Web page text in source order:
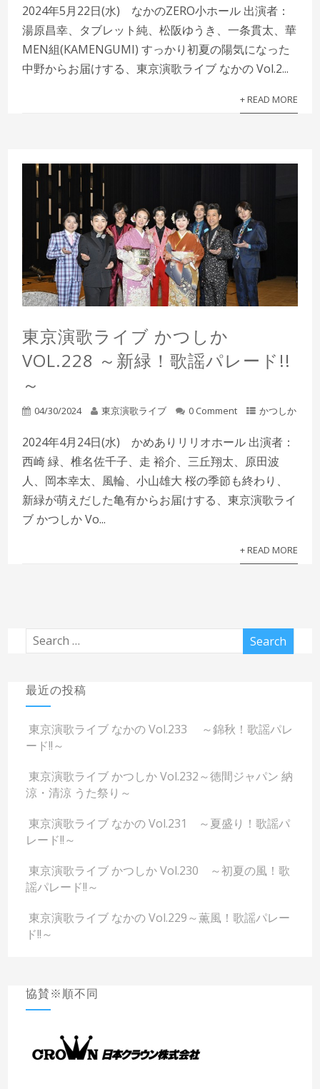
2024年5月22日(水) なかのZERO小ホール 出演者：
湯原昌幸、タブレット純、松阪ゆうき、一条貫太、華
MEN組(KAMENGUMI) すっかり初夏の陽気になった
中野からお届けする、東京演歌ライブ なかの Vol.2...
+ READ MORE
東京演歌ライブ かつしか
VOL.228 ～新緑！歌謡パレード!!
～
04/30/2024 東京演歌ライブ 0 Comment かつしか
2024年4月24日(水) かめありリリオホール 出演者：
西崎 緑、椎名佐千子、走 裕介、三丘翔太、原田波
人、岡本幸太、風輪、小山雄大 桜の季節も終わり、
新緑が萌えだした亀有からお届けする、東京演歌ライ
ブ かつしか Vo...
+ READ MORE
最近の投稿
東京演歌ライブ なかの Vol.233 ～錦秋！歌謡パレ
ード!!～
東京演歌ライブ かつしか Vol.232～徳間ジャパン 納
涼・清涼 うた祭り～
東京演歌ライブ なかの Vol.231 ～夏盛り！歌謡パ
レード!!～
東京演歌ライブ かつしか Vol.230 ～初夏の風！歌
謡パレード!!～
東京演歌ライブ なかの Vol.229～薫風！歌謡パレー
ド!!～
協賛※順不同